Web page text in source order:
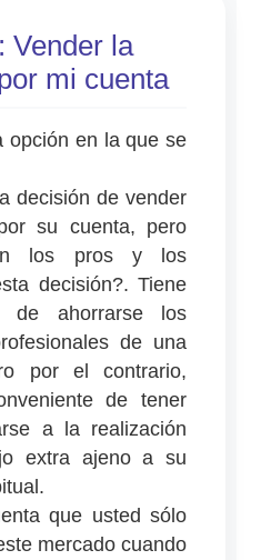
Vender la
mi cuenta
opción en la que se
decisión de vender
su cuenta, pero
los pros y los
decisión?. Tiene
de ahorrarse los
de una
por el contrario,
de tener
a la realización
extra ajeno a su
que usted sólo
mercado cuando